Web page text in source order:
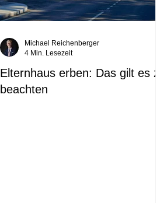
Elternhaus erben: Das gilt es zu
beachten
Michael Reichenberger
4 Min. Lesezeit